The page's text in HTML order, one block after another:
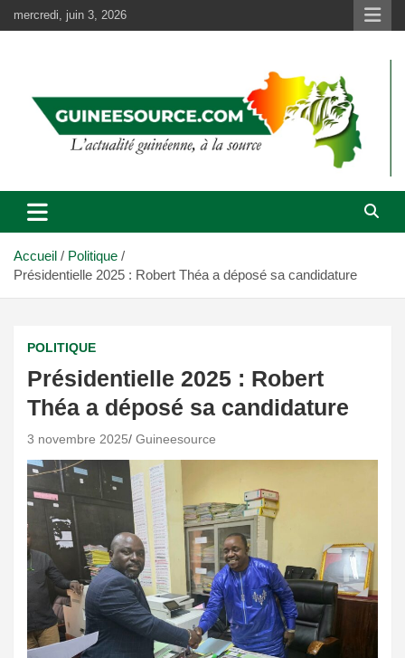
au
mercredi, juin 3, 2026
Accueil
Politique
Présidentielle 2025 : Robert Théa a déposé sa candidature
POLITIQUE
Présidentielle 2025 : Robert
Théa a déposé sa candidature
3 novembre 2025 Guineesource